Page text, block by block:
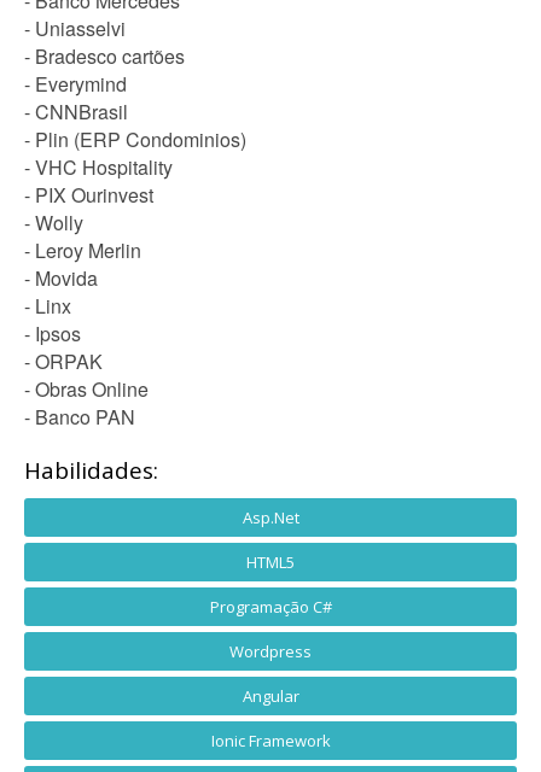
- Uniasselvi
- Bradesco cartões
- Everymind
- CNNBrasil
- Plin (ERP Condominios)
- VHC Hospitality
- PIX Ourinvest
- Wolly
- Leroy Merlin
- Movida
- Linx
- Ipsos
- ORPAK
- Obras Online
- Banco PAN
Habilidades:
Asp.Net
HTML5
Programação C#
Wordpress
Angular
Ionic Framework